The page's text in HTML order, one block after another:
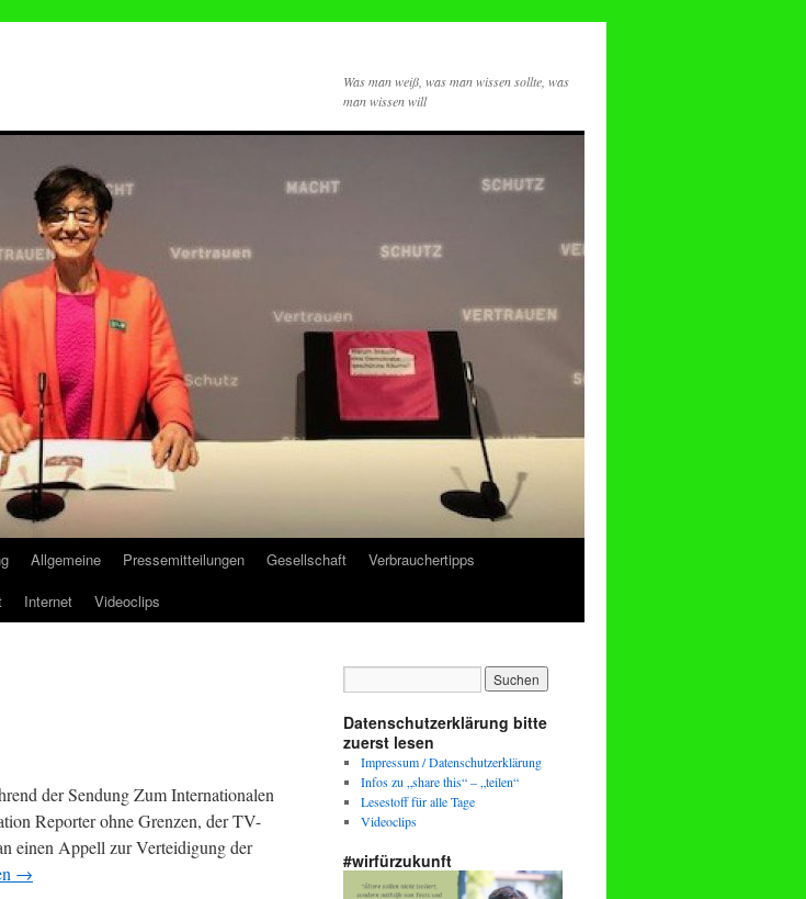
Was man weiß, was man wissen sollte, was
man wissen will
Allgemeine Pressemitteilungen Gesellschaft
Verbrauchertipps
Internet Videoclips
der Sendung Zum Internationalen
Reporter ohne Grenzen, der TV-
einen Appell zur Verteidigung der
→
Datenschutzerklärung bitte
zuerst lesen
Impressum / Datenschutzerklärung
Infos zu „share this“ – „teilen“
Lesestoff für alle Tage
Videoclips
#wirfürzukunft